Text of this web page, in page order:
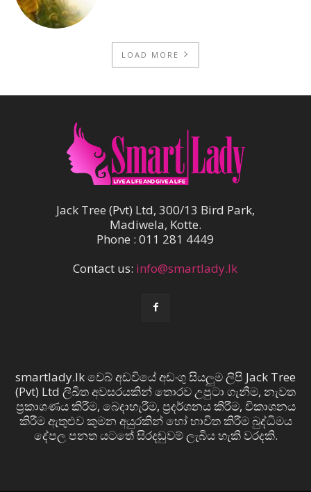
LOAD MORE
Jack Tree (Pvt) Ltd, 300/13 Bird Park,
Madiwela, Kotte.
Phone : 011 281 4449
Contact us: info@smartlady.lk
smartlady.lk වෙබ් අඩවියේ අඩංගු සියලුම ලිපි Jack Tree
(Pvt) Ltd ලිඛිත අවසරයකින් තොරව උපුටා ගැනීම, නැවත
ප්‍රකාශණය කිරීම, බෙදාහැරීම, ප්‍රදර්ශනය කිරීම, විකාශනය
කිරීම ඇතුළුව කුමන අයුරකින් හෝ භාවිත කිරීම බුද්ධිමය
දේපල පනත යටතේ සිරදඬුවම් ලැබිය හැකි වරදකි.